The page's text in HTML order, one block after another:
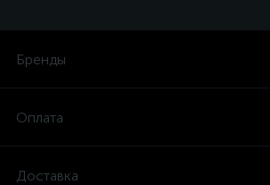
Бренды
Оплата
Доставка